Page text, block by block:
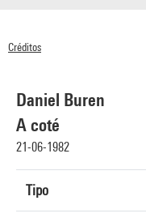
Daniel Buren
A coté
21-06-1982
Tipo
Créditos